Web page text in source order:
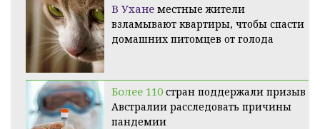
В Ухане местные жители
взламывают квартиры, чтобы спасти
домашних питомцев от голода
Более 110 стран поддержали призыв
Австралии расследовать причины
пандемии